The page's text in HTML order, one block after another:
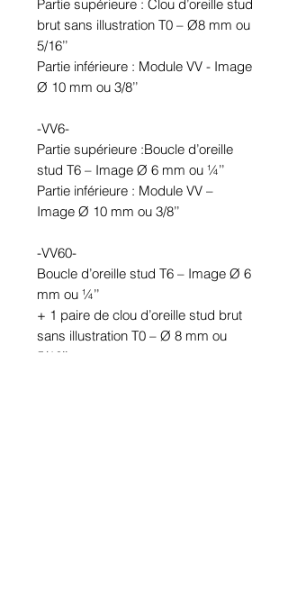
Partie supérieure : Clou d’oreille stud
brut sans illustration T0 – Ø8 mm ou
5/16’’
Partie inférieure : Module VV - Image
Ø 10 mm ou 3/8’’
-VV6-
Partie supérieure :Boucle d’oreille
stud T6 – Image Ø 6 mm ou ¼’’
Partie inférieure : Module VV –
Image Ø 10 mm ou 3/8’’
-VV60-
Boucle d’oreille stud T6 – Image Ø 6
mm ou ¼’’
+ 1 paire de clou d’oreille stud brut
sans illustration T0 – Ø 8 mm ou
5/16’’